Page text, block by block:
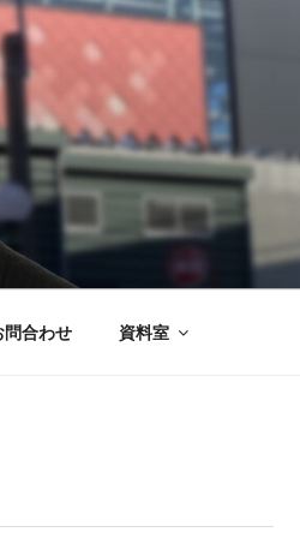
問合わせ 資料室